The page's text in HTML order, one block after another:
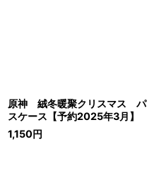
原神 絨冬暖聚クリスマス パ
スケース【予約2025年3月】
1,150円